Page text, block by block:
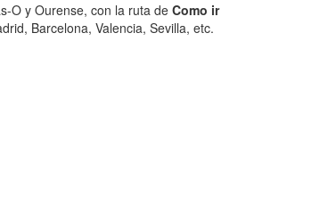
O y Ourense, con la ruta de Como ir
Barcelona, Valencia, Sevilla, etc.